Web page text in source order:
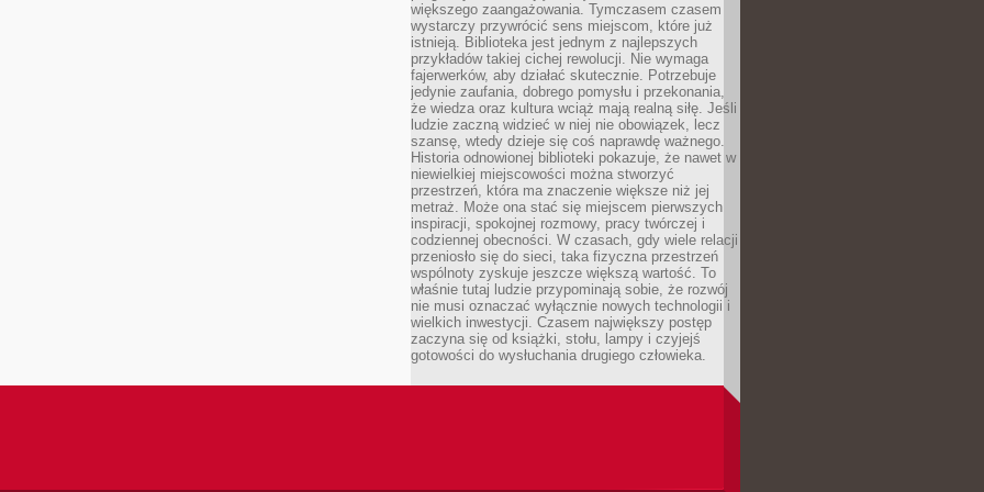
większego zaangażowania. Tymczasem czasem
wystarczy przywrócić sens miejscom, które już
istnieją. Biblioteka jest jednym z najlepszych
przykładów takiej cichej rewolucji. Nie wymaga
fajerwerków, aby działać skutecznie. Potrzebuje
jedynie zaufania, dobrego pomysłu i przekonania,
że wiedza oraz kultura wciąż mają realną siłę. Jeśli
ludzie zaczną widzieć w niej nie obowiązek, lecz
szansę, wtedy dzieje się coś naprawdę ważnego.
Historia odnowionej biblioteki pokazuje, że nawet w
niewielkiej miejscowości można stworzyć
przestrzeń, która ma znaczenie większe niż jej
metraż. Może ona stać się miejscem pierwszych
inspiracji, spokojnej rozmowy, pracy twórczej i
codziennej obecności. W czasach, gdy wiele relacji
przeniosło się do sieci, taka fizyczna przestrzeń
wspólnoty zyskuje jeszcze większą wartość. To
właśnie tutaj ludzie przypominają sobie, że rozwój
nie musi oznaczać wyłącznie nowych technologii i
wielkich inwestycji. Czasem największy postęp
zaczyna się od książki, stołu, lampy i czyjejś
gotowości do wysłuchania drugiego człowieka.